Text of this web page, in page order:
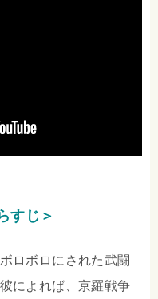
すじ＞
ロボロにされた武闘
によれば、京羅戦争